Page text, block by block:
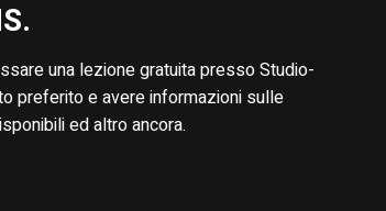
una lezione gratuita presso Studio-
preferito e avere informazioni sulle
ed altro ancora.